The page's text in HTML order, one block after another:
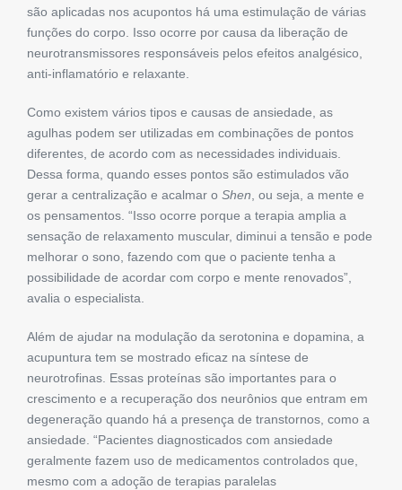
são aplicadas nos acupontos há uma estimulação de várias
funções do corpo. Isso ocorre por causa da liberação de
neurotransmissores responsáveis pelos efeitos analgésico,
anti-inflamatório e relaxante.
Como existem vários tipos e causas de ansiedade, as
agulhas podem ser utilizadas em combinações de pontos
diferentes, de acordo com as necessidades individuais.
Dessa forma, quando esses pontos são estimulados vão
gerar a centralização e acalmar o Shen, ou seja, a mente e
os pensamentos. “Isso ocorre porque a terapia amplia a
sensação de relaxamento muscular, diminui a tensão e pode
melhorar o sono, fazendo com que o paciente tenha a
possibilidade de acordar com corpo e mente renovados”,
avalia o especialista.
Além de ajudar na modulação da serotonina e dopamina, a
acupuntura tem se mostrado eficaz na síntese de
neurotrofinas. Essas proteínas são importantes para o
crescimento e a recuperação dos neurônios que entram em
degeneração quando há a presença de transtornos, como a
ansiedade. “Pacientes diagnosticados com ansiedade
geralmente fazem uso de medicamentos controlados que,
mesmo com a adoção de terapias paralelas